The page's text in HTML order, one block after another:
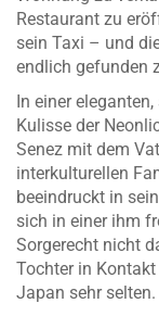
Restaurant zu
sein Taxi – und
endlich gefunden
In einer
Kulisse der
Senez mit dem
interkulturellen
beeindruckt in
sich in einer ihm
Sorgerecht nicht
Tochter in
Japan sehr selten.